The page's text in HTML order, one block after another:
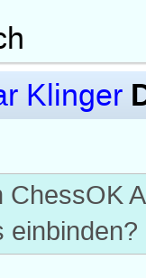
Klinger
ChessOK
einbinden?